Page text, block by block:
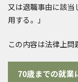
又は退職事由に該当
用する。」
この内容は法律上問
70歳までの就業